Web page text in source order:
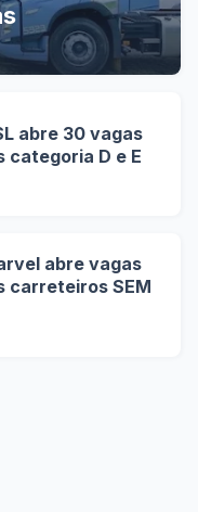
abre 30 vagas
categoria D e E
abre vagas
carreteiros SEM